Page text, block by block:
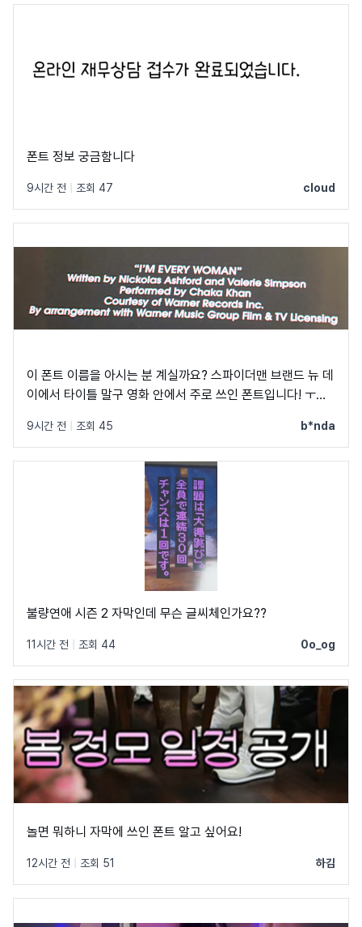
폰트 정보 궁금함니다
9시간 전 조회 47 cloud
이 폰트 이름을 아시는 분 계실까요? 스파이더맨 브랜드 뉴 데
이에서 타이틀 말구 영화 안에서 주로 쓰인 폰트입니다! ㅜㅜ
깝고 t가 유독 가로가 짧아서 예쁘더라구요
9시간 전 조회 45 b*nda
불량연애 시즌 2 자막인데 무슨 글씨체인가요??
11시간 전 조회 44 0o_og
놀면 뭐하니 자막에 쓰인 폰트 알고 싶어요!
12시간 전 조회 51 하김